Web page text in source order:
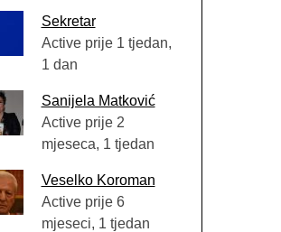
Sekretar
Active prije 1 tjedan,
1 dan
Sanijela Matković
Active prije 2
mjeseca, 1 tjedan
Veselko Koroman
Active prije 6
mjeseci, 1 tjedan